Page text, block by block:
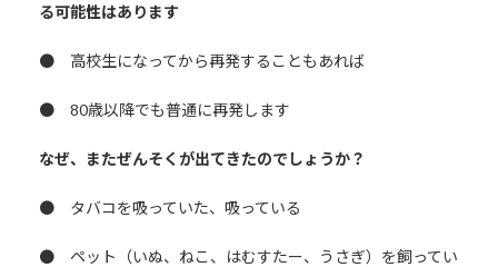
る可能性はあります
● 高校生になってから再発することもあれば
● 80歳以降でも普通に再発します
なぜ、またぜんそくが出てきたのでしょうか？
● タバコを吸っていた、吸っている
● ペット（いぬ、ねこ、はむすたー、うさぎ）を飼ってい